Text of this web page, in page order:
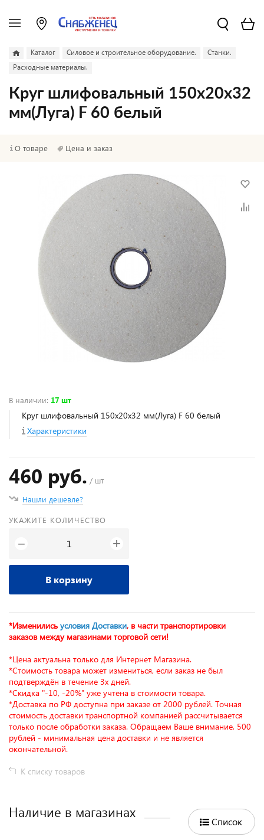
Каталог Силовое и строительное оборудование.
Станки.
Расходные материалы.
Круг шлифовальный 150х20х32
мм(Луга) F 60 белый
О товаре Цена и заказ
В наличии: 17 шт
Круг шлифовальный 150х20х32 мм(Луга) F 60 белый
Характеристики
460 руб. / шт
Нашли дешевле?
УКАЖИТЕ КОЛИЧЕСТВО
− +
В корзину
*Изменились условия Доставки, в части транспортировки
заказов между магазинами торговой сети!
*Цена актуальна только для Интернет Магазина.
*Стоимость товара может измениться, если заказ не был
подтверждён в течение 3х дней.
*Скидка "-10, -20%" уже учтена в стоимости товара.
*Доставка по РФ доступна при заказе от 2000 рублей. Точная
стоимость доставки транспортной компанией рассчитывается
только после обработки заказа. Обращаем Ваше внимание, 500
рублей - минимальная цена доставки и не является
окончательной.
К списку товаров
Наличие в магазинах
Список